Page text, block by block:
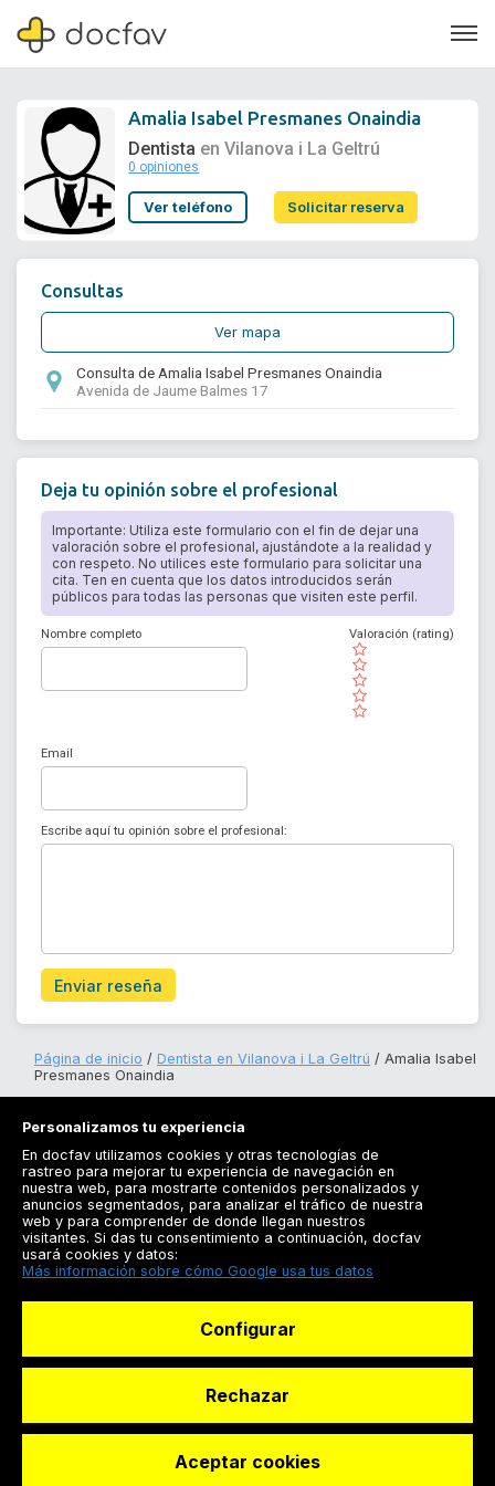
Soporte
Amalia Isabel Presmanes Onaindia
Dentista en Vilanova i La Geltrú
0 opiniones
Ver teléfono Solicitar reserva
Consultas
Ver mapa
Consulta de Amalia Isabel Presmanes Onaindia
Avenida de Jaume Balmes 17
Deja tu opinión sobre el profesional
Importante: Utiliza este formulario con el fin de dejar una
valoración sobre el profesional, ajustándote a la realidad y
con respeto. No utilices este formulario para solicitar una
cita. Ten en cuenta que los datos introducidos serán
públicos para todas las personas que visiten este perfil.
Nombre completo
( )
( )
( )
( )
( )
Valoración (rating)
Email
Escribe aquí tu opinión sobre el profesional:
Enviar reseña
Página de inicio Dentista en Vilanova i La Geltrú
Amalia Isabel
Presmanes Onaindia
Registrarse
Docfav
© Dashboard Technologies S.L
Personalizamos tu experiencia
En docfav utilizamos cookies y otras tecnologías de
rastreo para mejorar tu experiencia de navegación en
nuestra web, para mostrarte contenidos personalizados y
anuncios segmentados, para analizar el tráfico de nuestra
web y para comprender de donde llegan nuestros
visitantes. Si das tu consentimiento a continuación, docfav
usará cookies y datos:
Más información sobre cómo Google usa tus datos
Configurar
Rechazar
Aceptar cookies